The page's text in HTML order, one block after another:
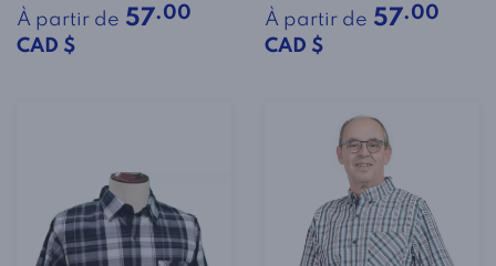
À partir de 57.00
CAD $
À partir de 57.00
CAD $